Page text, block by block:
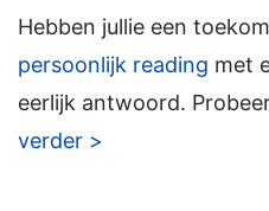
Hebben jullie een
persoonlijk reading met
eerlijk antwoord.
verder >